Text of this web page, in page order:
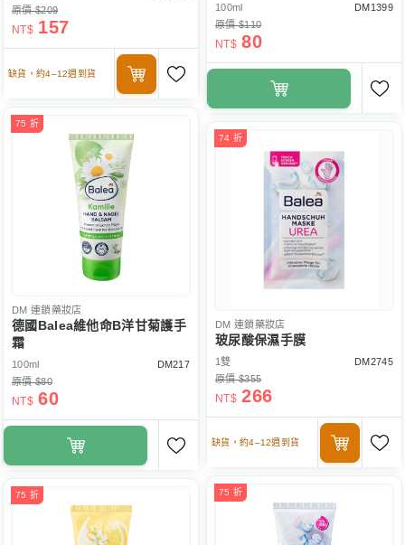
原價 $209
NT$ 157
缺貨，約4–12週到貨
100ml
DM1399
原價 $110
NT$ 80
75 折
DM 連鎖藥妝店
德國Balea維他命B洋甘菊護手
霜
100ml
DM217
原價 $80
NT$ 60
74 折
DM 連鎖藥妝店
玻尿酸保濕手膜
1雙
DM2745
原價 $355
NT$ 266
缺貨，約4–12週到貨
75 折
75 折